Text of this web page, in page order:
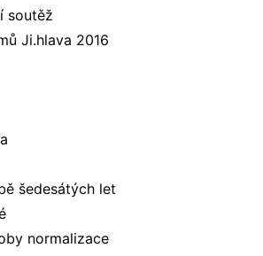
soutěž
Ji.hlava 2016
šedesátých let
normalizace